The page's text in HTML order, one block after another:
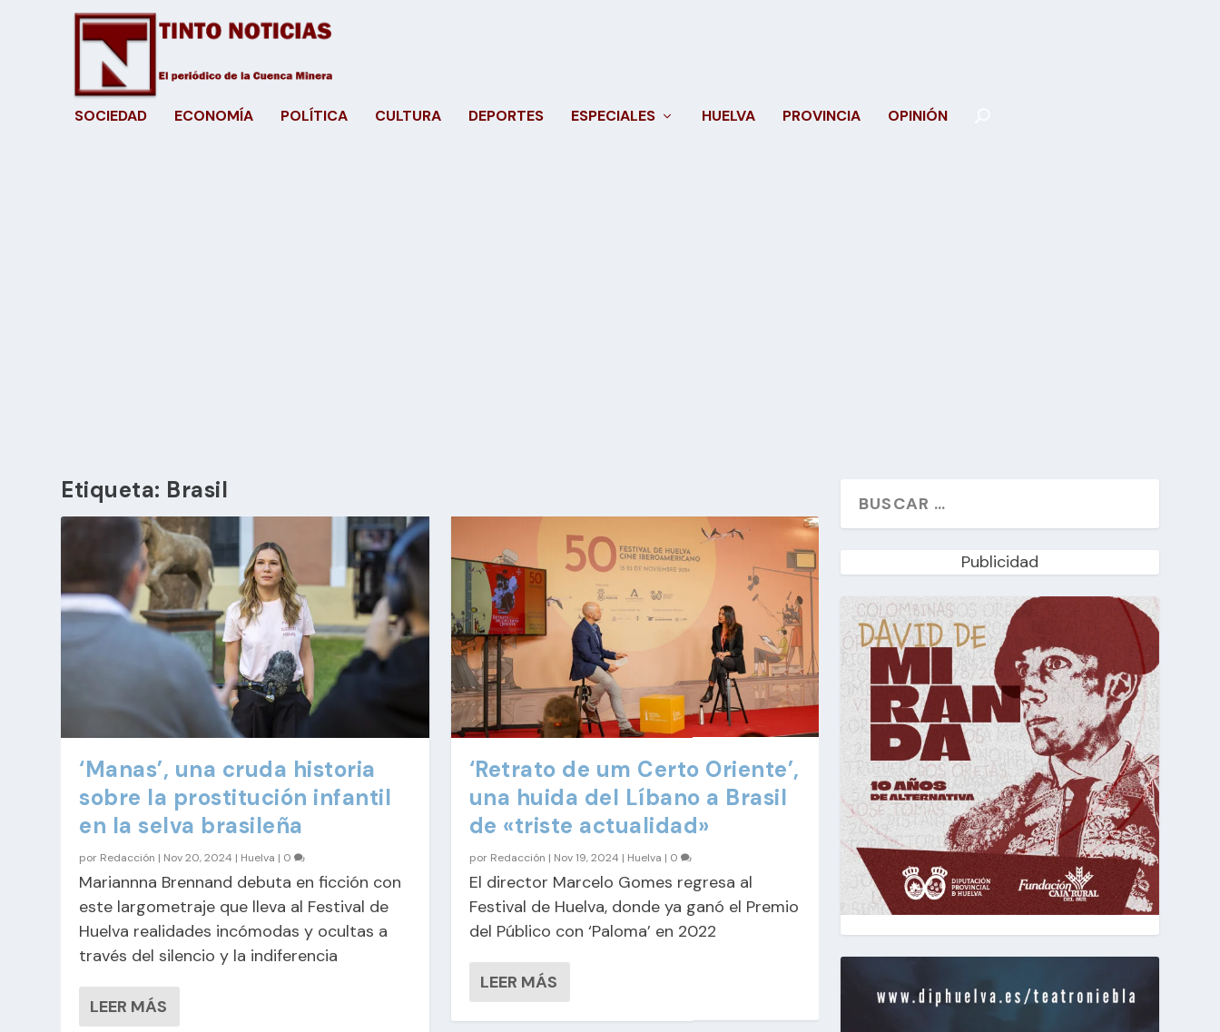
SOCIEDAD ECONOMÍA POLÍTICA CULTURA DEPORTES ESPECIALES HUELVA PROVINCIA OPINIÓN
Etiqueta: Brasil
‘Manas’, una cruda historia
sobre la prostitución infantil
en la selva brasileña
por Redacción | Nov 20, 2024 | Huelva | 0
Mariannna Brennand debuta en ficción con
este largometraje que lleva al Festival de
Huelva realidades incómodas y ocultas a
través del silencio y la indiferencia
LEER MÁS
‘Retrato de um Certo Oriente’,
una huida del Líbano a Brasil
de «triste actualidad»
por Redacción | Nov 19, 2024 | Huelva | 0
El director Marcelo Gomes regresa al
Festival de Huelva, donde ya ganó el Premio
del Público con ‘Paloma’ en 2022
LEER MÁS
Publicidad